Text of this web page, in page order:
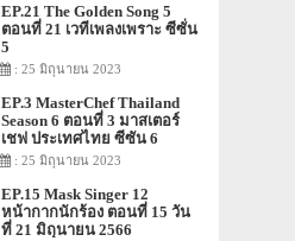
EP.21 The Golden Song 5
ตอนที่ 21 เวทีเพลงเพราะ ซีซั่น
5
: 25 มิถุนายน 2023
EP.3 MasterChef Thailand
Season 6 ตอนที่ 3 มาสเตอร์
เชฟ ประเทศไทย ซีซัน 6
: 25 มิถุนายน 2023
EP.15 Mask Singer 12
หน้ากากนักร้อง ตอนที่ 15 วัน
ที่ 21 มิถุนายน 2566